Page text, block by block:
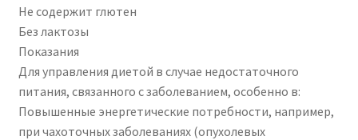
Не содержит глютен
Без лактозы
Показания
Для управления диетой в случае недостаточного
питания, связанного с заболеванием, особенно в:
Повышенные энергетические потребности, например,
при чахоточных заболеваниях (опухолевых